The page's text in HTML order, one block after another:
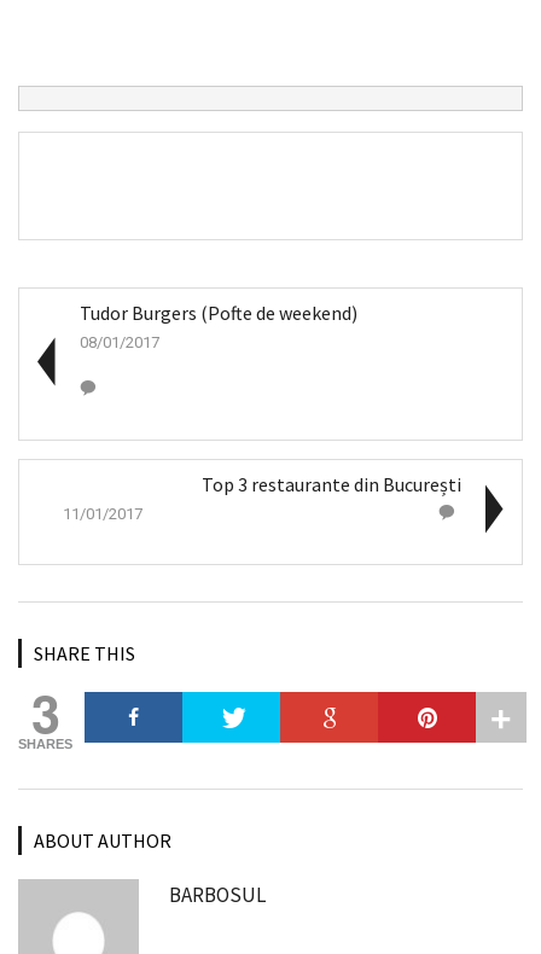
Tudor Burgers (Pofte de weekend)
08/01/2017
Top 3 restaurante din București
11/01/2017
SHARE THIS
3
SHARES
ABOUT AUTHOR
BARBOSUL